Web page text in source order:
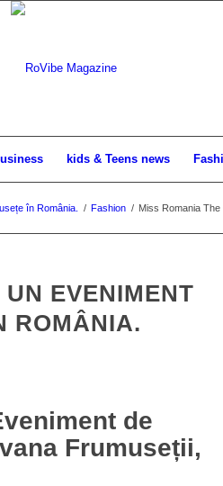
kids & Teens news
în România. / Fashion / Miss Romania The
EVENIMENT
ROMÂNIA.
de
Frumuseții,